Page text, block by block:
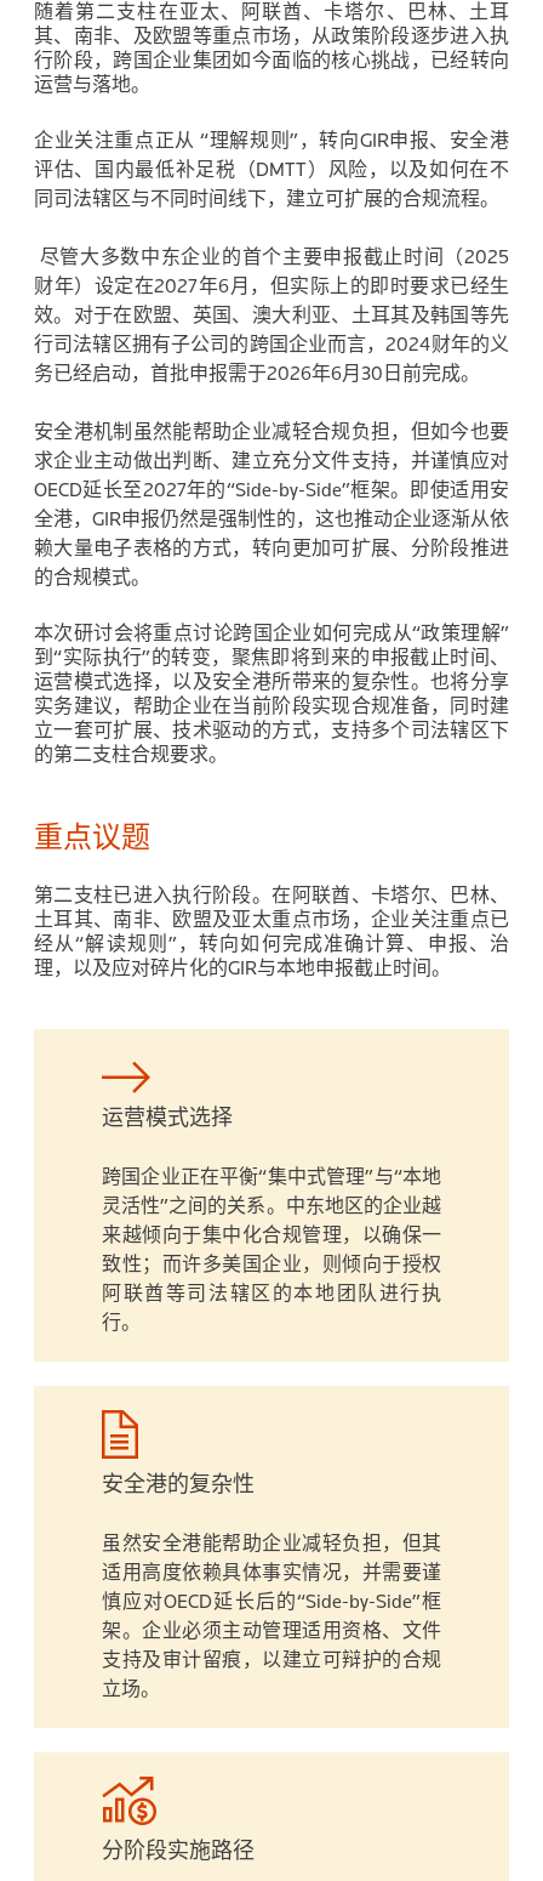
随着第二支柱在亚太、
阿联酋、卡塔尔、巴林、土耳
其、南非、及欧盟等重点市场，从政策阶段逐步进入执
行阶段，跨国企业集团如今面临的核心挑战，已经转向
运营与落地。
企业关注重点正从 “理解规则”，转向GIR申报、安全港
评估、国内最低补足税（DMTT） 风险，以及如何在不
同司法辖区与不同时间线下，建立可扩展的合规流程。
尽管大多数中东企业的首个主要申报截止时间（2025
财年）设定在2027年6月，但实际上的即时要求已经生
效。对于在欧盟、英国、澳大利亚、土耳其及韩国等先
行司法辖区拥有子公司的跨国企业而言，2024财年的义
务已经启动，首批申报需于2026年6月30日前完成。
安全港机制虽然能帮助企业减轻合规负担，但如今也要
求企业主动做出判断、建立充分文件支持，并谨慎应对
OECD延长至2027年的“Side-by-Side”框架。即使适用安
全港，GIR申报仍然是强制性的，这也推动企业逐渐从依
赖大量电子表格的方式，转向更加可扩展、分阶段推进
的合规模式。
本次研讨会将重点讨论跨国企业如何完成从“政策理解”
到“实际执行”的转变，聚焦即将到来的申报截止时间、
运营模式选择，以及安全港所带来的复杂性。也将分享
实务建议，帮助企业在当前阶段实现合规准备，同时建
立一套可扩展、技术驱动的方式，支持多个司法辖区下
的第二支柱合规要求。
重点议题
第二支柱已进入执行阶段。在阿联酋、卡塔尔、巴林、
土耳其、南非、欧盟及亚太重点市场，企业关注重点已
经从“解读规则”，转向如何完成准确计算、申报、治
理，以及应对碎片化的GIR与本地申报截止时间。
运营模式选择
跨国企业正在平衡“集中式管理”与“本地
灵活性”之间的关系。中东地区的企业越
来越倾向于集中化合规管理，以确保一
致性；而许多美国企业，则倾向于授权
阿联酋等司法辖区的本地团队进行执
行。
安全港的复杂性
虽然安全港能帮助企业减轻负担，但其
适用高度依赖具体事实情况，并需要谨
慎应对OECD延长后的“Side-by-Side”框
架。企业必须主动管理适用资格、文件
支持及审计留痕，以建立可辩护的合规
立场。
分阶段实施路径